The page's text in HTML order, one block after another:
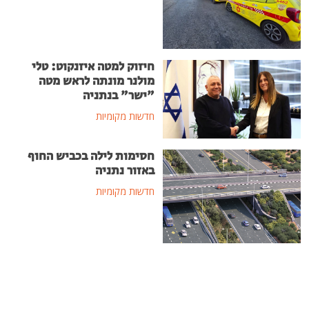
חיזוק למטה איזנקוט: טלי
מולנר מונתה לראש מטה
"ישר" בנתניה
חדשות מקומיות
חסימות לילה בכביש החוף
באזור נתניה
חדשות מקומיות